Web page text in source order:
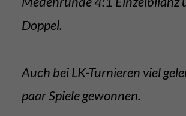
Doppel.
Auch bei LK-Turnieren viel
paar Spiele gewonnen.